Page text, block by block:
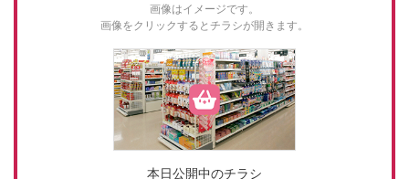
画像はイメージです。
画像をクリックするとチラシが開きます。
本日公開中のチラシ